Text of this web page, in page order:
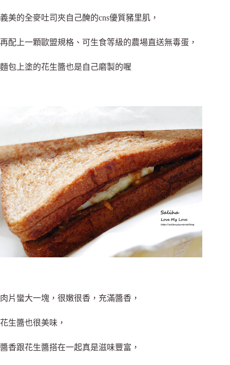
義美的全麥吐司夾自己醃的cns優質豬里肌，
再配上一顆歐盟規格、可生食等級的農場直送無毒蛋，
麵包上塗的花生醬也是自己磨製的喔
肉片蠻大一塊，很嫩很香，充滿醬香，
花生醬也很美味，
醬香跟花生醬搭在一起真是滋味豐富，